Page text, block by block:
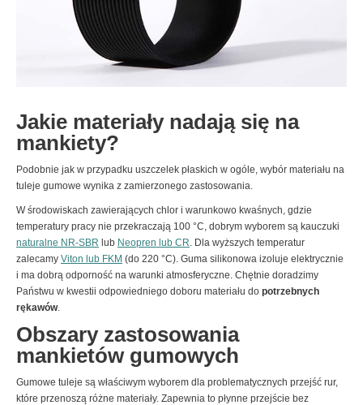
Jakie materiały nadają się na
mankiety?
Podobnie jak w przypadku uszczelek płaskich w ogóle, wybór materiału na
tuleje gumowe wynika z zamierzonego zastosowania.
W środowiskach zawierających chlor i warunkowo kwaśnych, gdzie
temperatury pracy nie przekraczają 100 °C, dobrym wyborem są kauczuki
naturalne NR-SBR lub Neopren lub CR. Dla wyższych temperatur
zalecamy Viton lub FKM (do 220 °C). Guma silikonowa izoluje elektrycznie
i ma dobrą odporność na warunki atmosferyczne. Chętnie doradzimy
Państwu w kwestii odpowiedniego doboru materiału do potrzebnych
rękawów.
Obszary zastosowania
mankietów gumowych
Gumowe tuleje są właściwym wyborem dla problematycznych przejść rur,
które przenoszą różne materiały. Zapewnia to płynne przejście bez